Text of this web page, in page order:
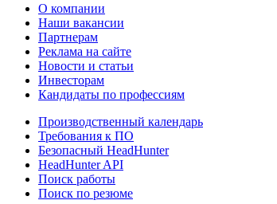
О компании
Наши вакансии
Партнерам
Реклама на сайте
Новости и статьи
Инвесторам
Кандидаты по профессиям
Производственный календарь
Требования к ПО
Безопасный HeadHunter
HeadHunter API
Поиск работы
Поиск по резюме